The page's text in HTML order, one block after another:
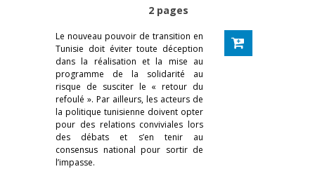
2 pages
Le nouveau pouvoir de transition en
Tunisie doit éviter toute déception
dans la réalisation et la mise au
programme de la solidarité au
risque de susciter le « retour du
refoulé ». Par ailleurs, les acteurs de
la politique tunisienne doivent opter
pour des relations conviviales lors
des débats et s’en tenir au
consensus national pour sortir de
l’impasse.